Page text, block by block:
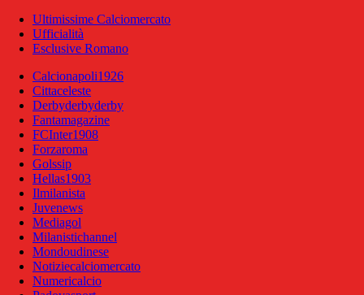
Ultimissime Calciomercato
Ufficialità
Esclusive Romano
Calcionapoli1926
Cittaceleste
Derbyderbyderby
Fantamagazine
FCInter1908
Forzaroma
Golssip
Hellas1903
Ilmilanista
Juvenews
Mediagol
Milanistichannel
Mondoudinese
Notiziecalciomercato
Numericalcio